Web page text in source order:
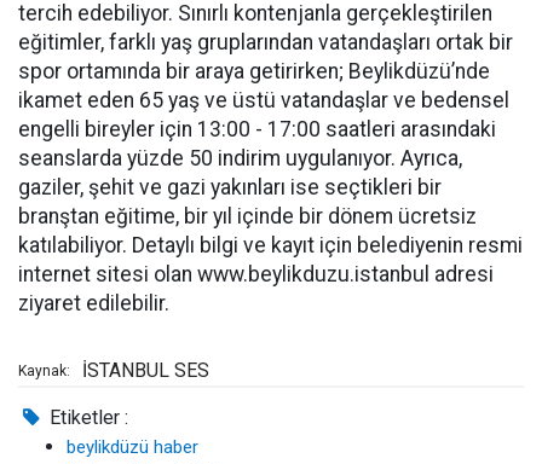
tercih edebiliyor. Sınırlı kontenjanla gerçekleştirilen
eğitimler, farklı yaş gruplarından vatandaşları ortak bir
spor ortamında bir araya getirirken; Beylikdüzü’nde
ikamet eden 65 yaş ve üstü vatandaşlar ve bedensel
engelli bireyler için 13:00 - 17:00 saatleri arasındaki
seanslarda yüzde 50 indirim uygulanıyor. Ayrıca,
gaziler, şehit ve gazi yakınları ise seçtikleri bir
branştan eğitime, bir yıl içinde bir dönem ücretsiz
katılabiliyor. Detaylı bilgi ve kayıt için belediyenin resmi
internet sitesi olan www.beylikduzu.istanbul adresi
ziyaret edilebilir.
Kaynak: İSTANBUL SES
Etiketler :
beylikdüzü haber